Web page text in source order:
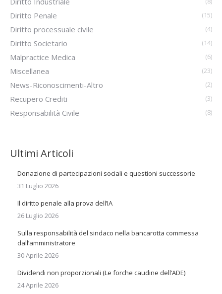
Diritto Penale (15)
Diritto processuale civile (4)
Diritto Societario (14)
Malpractice Medica (6)
Miscellanea (23)
News-Riconoscimenti-Altro (2)
Recupero Crediti (3)
Responsabilità Civile (8)
Ultimi Articoli
Donazione di partecipazioni sociali e questioni successorie
31 Luglio 2026
Il diritto penale alla prova dell’IA
26 Luglio 2026
Sulla responsabilità del sindaco nella bancarotta commessa
dall’amministratore
30 Aprile 2026
Dividendi non proporzionali (Le forche caudine dell’ADE)
24 Aprile 2026